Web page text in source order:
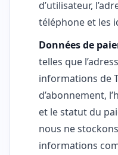
d’utilisateur,
téléphone et les
Données de
telles que
informations de
d’abonnement,
et le statut du
nous ne
informations